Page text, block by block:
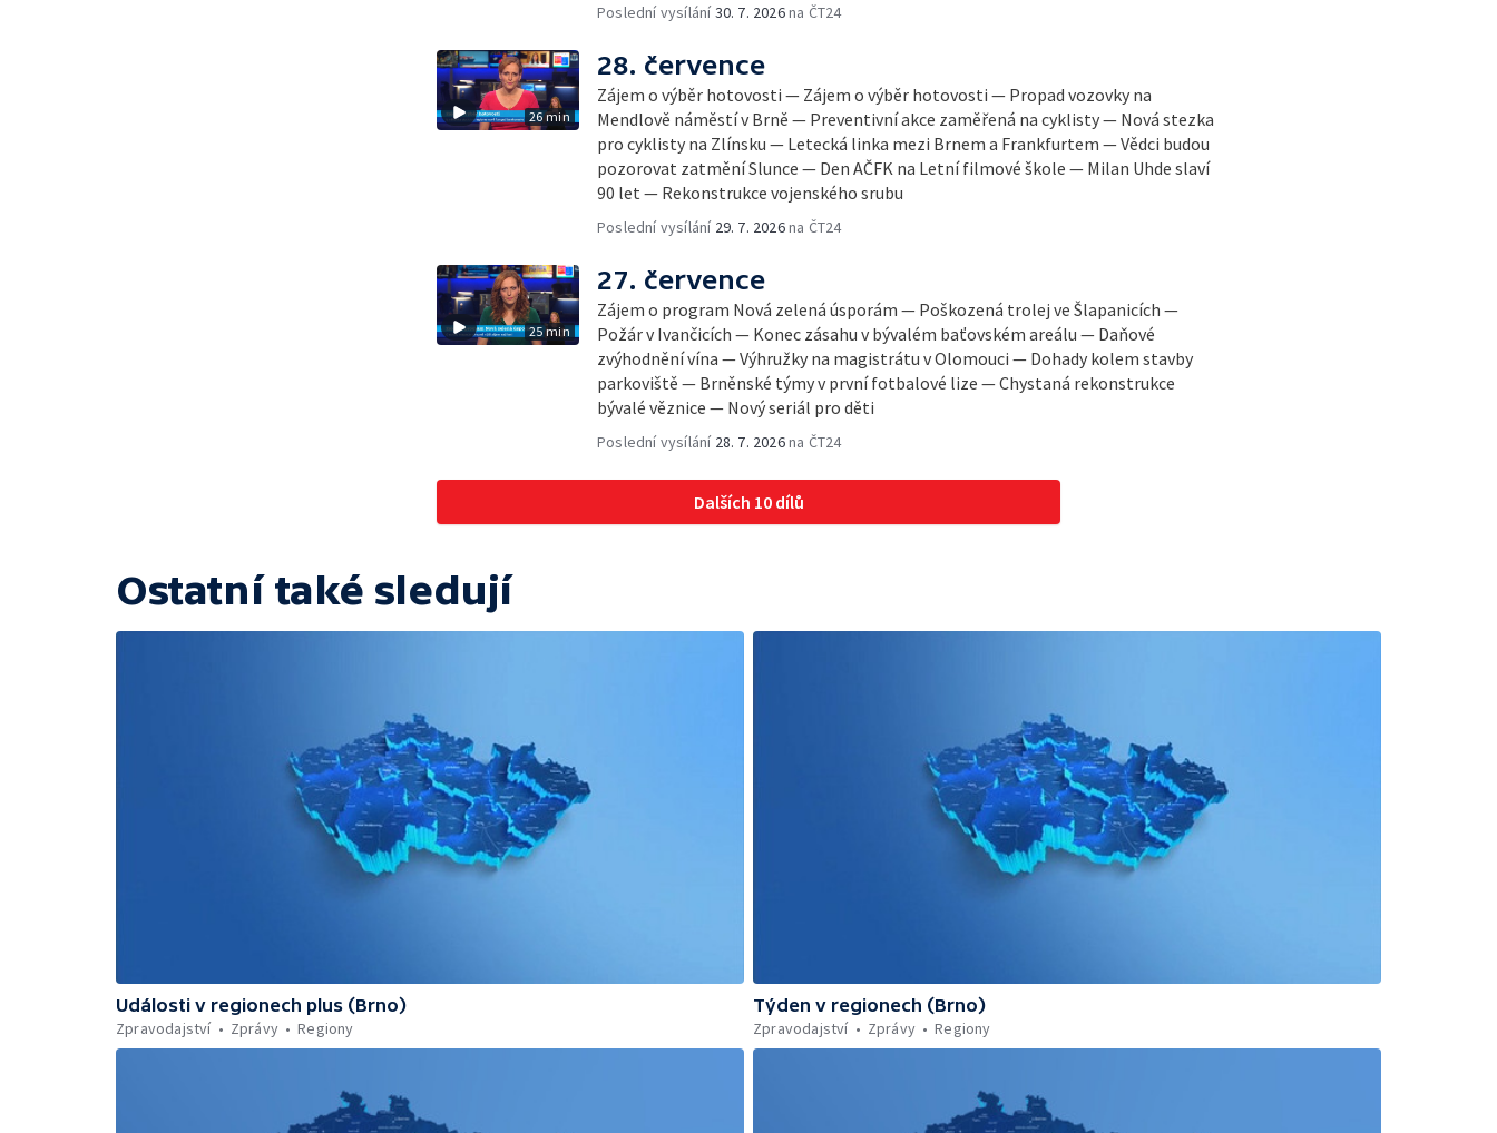
Poslední vysílání30. 7. 2026na ČT24
26 min
28. července
Zájem o výběr hotovosti — Zájem o výběr hotovosti — Propad vozovky na
Mendlově náměstí v Brně — Preventivní akce zaměřená na cyklisty — Nová stezka
pro cyklisty na Zlínsku — Letecká linka mezi Brnem a Frankfurtem — Vědci budou
pozorovat zatmění Slunce — Den AČFK na Letní filmové škole — Milan Uhde slaví
90 let — Rekonstrukce vojenského srubu
Poslední vysílání 29. 7. 2026na ČT24
25 min
27. července
Zájem o program Nová zelená úsporám — Poškozená trolej ve Šlapanicích —
Požár v Ivančicích — Konec zásahu v bývalém baťovském areálu — Daňové
zvýhodnění vína — Výhružky na magistrátu v Olomouci — Dohady kolem stavby
parkoviště — Brněnské týmy v první fotbalové lize — Chystaná rekonstrukce
bývalé věznice — Nový seriál pro děti
Poslední vysílání 28. 7. 2026na ČT24
Dalších 10 dílů
Ostatní také sledují
Události v regionech plus (Brno)
Zpravodajství
Zprávy Regiony
Týden v regionech (Brno)
Zpravodajství
Zprávy Regiony